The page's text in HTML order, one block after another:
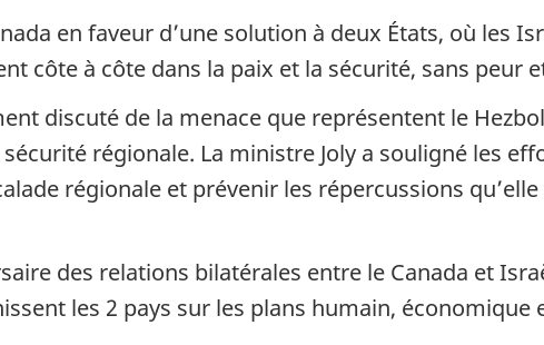
en faveur d’une solution à deux États, où les
côte à côte dans la paix et la sécurité, sans peur
discuté de la menace que représentent le
régionale. La ministre Joly a souligné les
régionale et prévenir les répercussions
des relations bilatérales entre le Canada et
les 2 pays sur les plans humain, économique